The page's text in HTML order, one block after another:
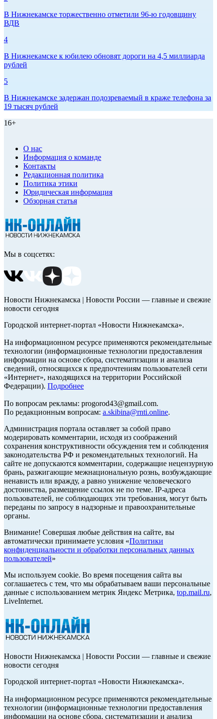
В Нижнекамске торжественно отметили 96-ю годовщину
ВДВ
4
В Нижнекамске к юбилею обновят дороги на 4,5 миллиарда
рублей
5
В Нижнекамске задержан подозреваемый в краже телефона за
19 тысяч рублей
16+
О нас
Информация о команде
Контакты
Редакционная политика
Политика этики
Юридическая информация
Обзорная статья
Мы в соцсетях:
Новости Нижнекамска | Новости России — главные и свежие
новости сегодня
Городской интернет-портал «Новости Нижнекамска».
На информационном ресурсе применяются рекомендательные
технологии (информационные технологии предоставления
информации на основе сбора, систематизации и анализа
сведений, относящихся к предпочтениям пользователей сети
«Интернет», находящихся на территории Российской
Федерации). Подробнее
По вопросам рекламы: progorod43@gmail.com.
По редакционным вопросам: a.skibina@rnti.online.
Администрация портала оставляет за собой право
модерировать комментарии, исходя из соображений
сохранения конструктивности обсуждения тем и соблюдения
законодательства РФ и рекомендательных технологий. На
сайте не допускаются комментарии, содержащие нецензурную
брань, разжигающие межнациональную рознь, возбуждающие
ненависть или вражду, а равно унижение человеческого
достоинства, размещение ссылок не по теме. IP-адреса
пользователей, не соблюдающих эти требования, могут быть
переданы по запросу в надзорные и правоохранительные
органы.
Внимание! Совершая любые действия на сайте, вы
автоматически принимаете условия «Политики
конфиденциальности и обработки персональных данных
пользователей»
Мы используем cookie. Во время посещения сайта вы
соглашаетесь с тем, что мы обрабатываем ваши персональные
данные с использованием метрик Яндекс Метрика, top.mail.ru,
LiveInternet.
Новости Нижнекамска | Новости России — главные и свежие
новости сегодня
Городской интернет-портал «Новости Нижнекамска».
На информационном ресурсе применяются рекомендательные
технологии (информационные технологии предоставления
информации на основе сбора, систематизации и анализа